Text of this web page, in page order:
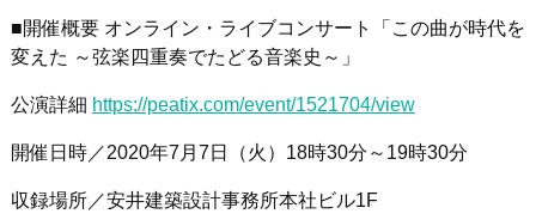
■開催概要 オンライン・ライブコンサート「この曲が時代を
変えた ～弦楽四重奏でたどる音楽史～」
公演詳細 https://peatix.com/event/1521704/view
開催日時／2020年7月7日（火）18時30分～19時30分
収録場所／安井建築設計事務所本社ビル1F